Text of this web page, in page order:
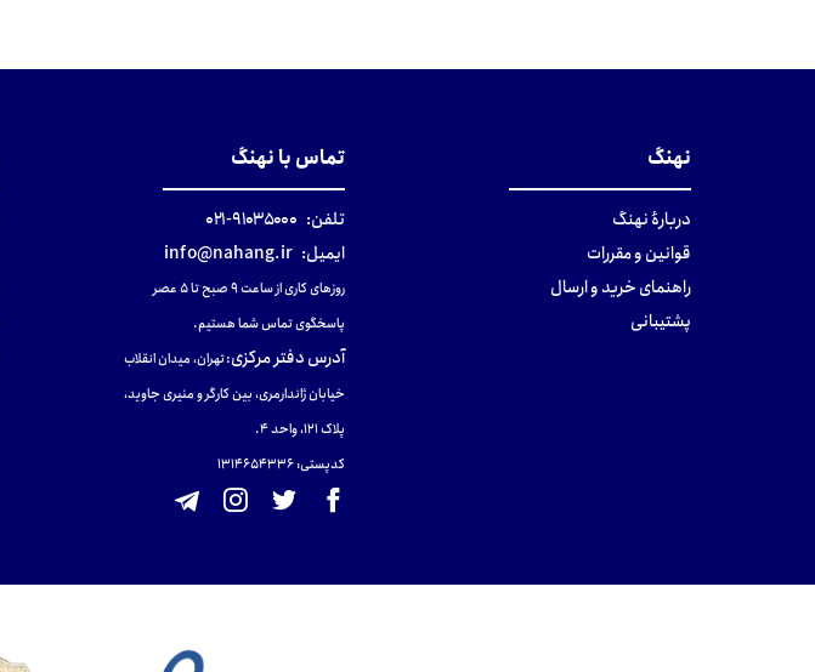
نهنگ
دربارهٔ نهنگ
قوانین و مقررات
راهنمای خرید و ارسال
پشتیبانی
تماس با نهنگ
تلفن: ۹۱۰۳۵۰۰۰-۰۲۱
ایمیل: info@nahang.ir
روزهای کاری از ساعت ۹ صبح تا ۵ عصر
پاسخگوی تماس شما هستیم.
آدرس دفتر مرکزی:تهران، میدان انقلاب
خیابان ژاندارمری، بین کارگر و منیری جاوید،
پلاک 121، واحد ۴.
کدپستی: 131465433۶